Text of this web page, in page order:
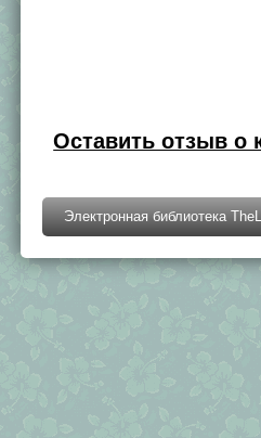
Оставить отзыв о
Электронная библиотека